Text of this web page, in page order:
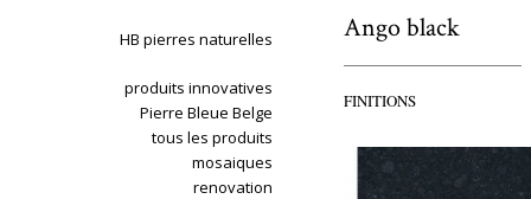
HB pierres naturelles
produits innovatives
Pierre Bleue Belge
tous les produits
mosaiques
renovation
Ango black
FINITIONS